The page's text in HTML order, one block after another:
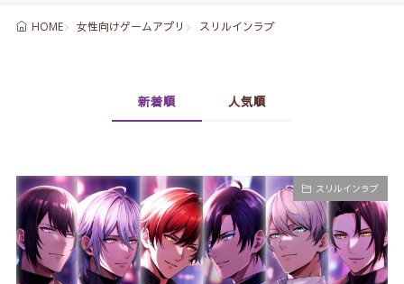
HOME 女性向けゲームアプリ スリルインラブ
新着順 人気順
スリルインラブ